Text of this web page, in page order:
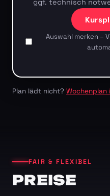
ggf. technisch
Auswahl merken –
Plan lädt nicht? Wochenplan
FAIR & FLEXIBEL
PREISE